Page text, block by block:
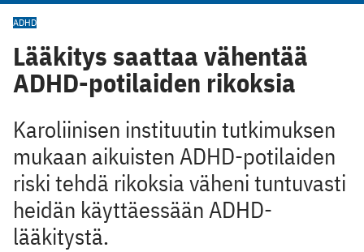
ADHD
Lääkitys saattaa vähentää
ADHD-potilaiden rikoksia
Karoliinisen instituutin tutkimuksen
mukaan aikuisten ADHD-potilaiden
riski tehdä rikoksia väheni tuntuvasti
heidän käyttäessään ADHD-
lääkitystä.